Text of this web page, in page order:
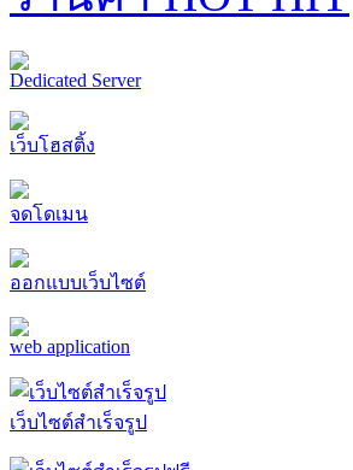
Dedicated Server
เว็บโฮสติ้ง
จดโดเมน
ออกแบบเว็บไซต์
web application
เว็บไซต์สำเร็จรูป